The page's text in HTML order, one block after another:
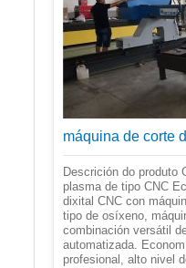
máquina de corte
Descrición do produto
plasma de tipo CNC
dixital CNC con
tipo de osíxeno,
combinación versátil
automatizada.
profesional, alto nivel